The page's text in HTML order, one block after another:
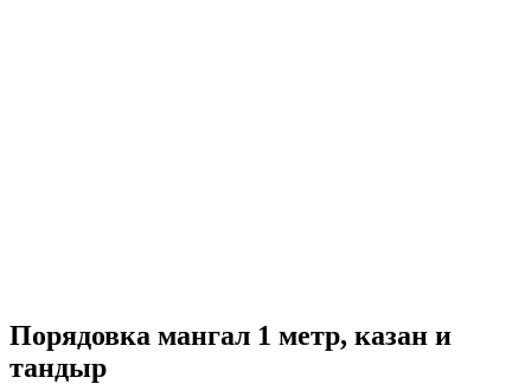
Порядовка мангал 1 метр, казан и
тандыр